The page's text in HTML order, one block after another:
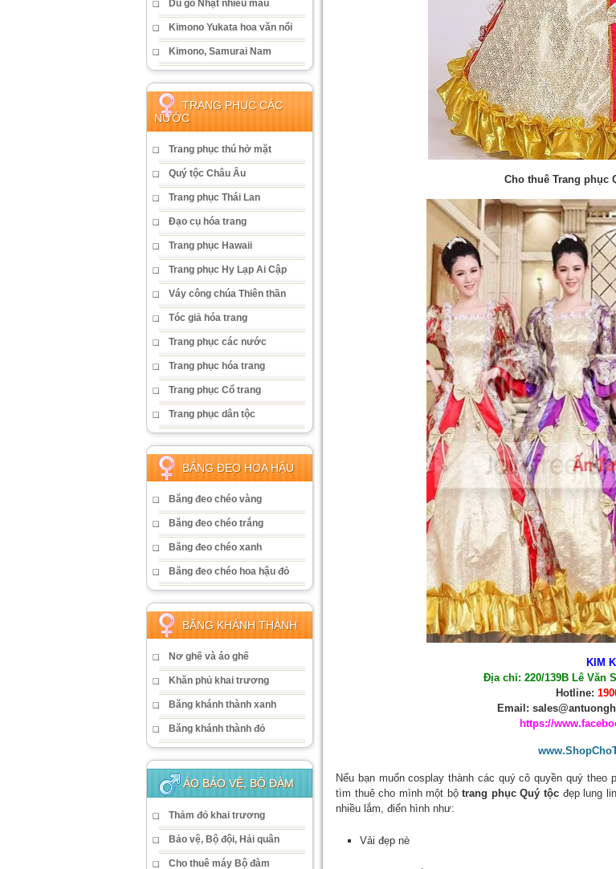
Dù gỗ Nhật nhiều màu
Kimono Yukata hoa văn nổi
Kimono, Samurai Nam
TRANG PHỤC CÁC
NƯỚC
Trang phục thú hở mặt
Quý tộc Châu Âu
Trang phục Thái Lan
Đạo cụ hóa trang
Trang phục Hawaii
Trang phục Hy Lạp Ai Cập
Váy công chúa Thiên thần
Tóc giả hóa trang
Trang phục các nước
Trang phục hóa trang
Trang phục Cổ trang
Trang phục dân tộc
BĂNG ĐEO HOA HẬU
Băng đeo chéo vàng
Băng đeo chéo trắng
Băng đeo chéo xanh
Băng đeo chéo hoa hậu đỏ
BĂNG KHÁNH THÀNH
Nơ ghế và áo ghế
Khăn phủ khai trương
Băng khánh thành xanh
Băng khánh thành đỏ
ÁO BẢO VỆ, BỘ ĐÀM
Thảm đỏ khai trương
Bảo vệ, Bộ đội, Hải quân
Cho thuê máy Bộ đàm
Cho thuê Trang phục
KIM
Địa chỉ: 220/139B Lê Văn
Hotline:
Email:
https://
Nếu bạn muốn cosplay thành các quý cô quyền quý theo
tìm thuê cho mình một bộtrang phục Quý tộc đẹp lung
nhiều lắm, điển hình như:
Vải đẹp nè